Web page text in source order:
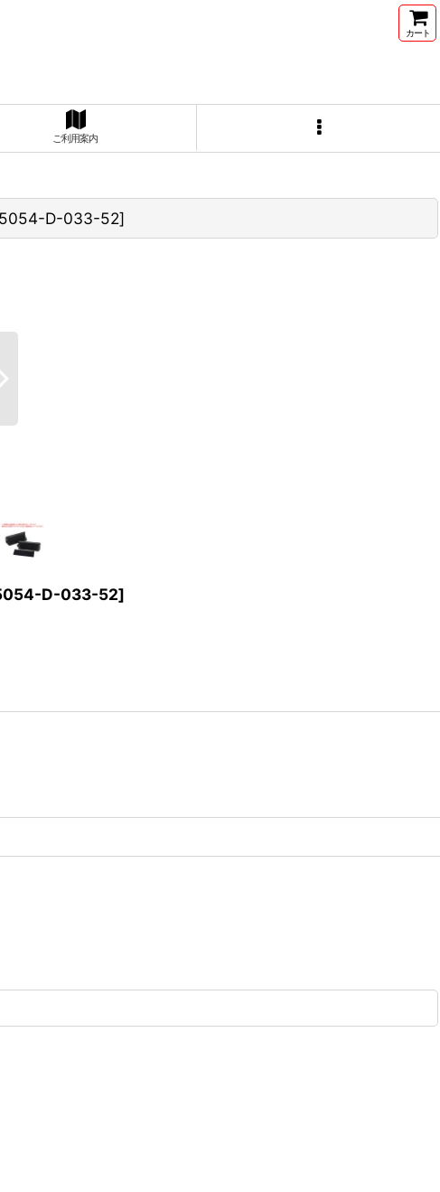
カート
ご利用案内
D-033-52]
D-033-52]